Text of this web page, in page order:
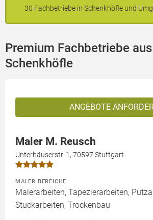
30 Fachbetriebe in Schenkhöfle und
Premium Fachbetriebe
Schenkhöfle
ANGEBOTE
Maler M. Reusch
Unterhäuserstr. 1, 70597 Stuttgart
MALER BEREICHE
Malerarbeiten, Tapezierarbeiten,
Stuckarbeiten, Trockenbau